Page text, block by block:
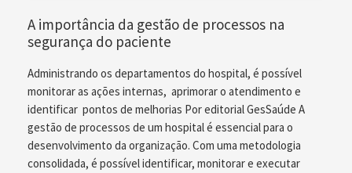
A importância da gestão de processos na
segurança do paciente
Administrando os departamentos do hospital, é possível
monitorar as ações internas, aprimorar o atendimento e
identificar pontos de melhorias Por editorial GesSaúde A
gestão de processos de um hospital é essencial para o
desenvolvimento da organização. Com uma metodologia
consolidada, é possível identificar, monitorar e executar